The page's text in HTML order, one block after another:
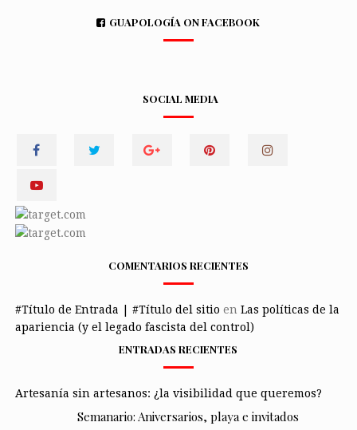
GUAPOLOGÍA ON FACEBOOK
SOCIAL MEDIA
COMENTARIOS RECIENTES
#Título de Entrada | #Título del sitio en Las políticas de la
apariencia (y el legado fascista del control)
ENTRADAS RECIENTES
Artesanía sin artesanos: ¿la visibilidad que queremos?
Semanario: Aniversarios, playa e invitados